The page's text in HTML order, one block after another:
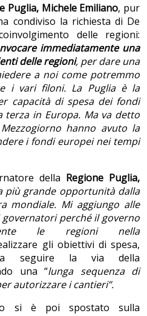
Puglia, Michele Emiliano, pur
condiviso la richiesta di De
delle regioni:
immediatamente una
delle regioni, per dare una
a noi come potremmo
i vari filoni. La Puglia è la
capacità di spesa dei fondi
terza in Europa. Ma va detto
hanno avuto la
i fondi europei nei tempi
della Regione Puglia,
più grande opportunità dalla
mondiale. Mi aggiungo alle
perché il governo
le regioni nella
gli obiettivi di spesa,
seguire la via della
una “lunga sequenza di
autorizzare i cantieri”.
si è poi spostato sulla